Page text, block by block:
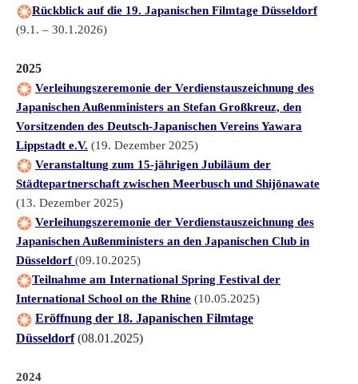
Rückblick auf die 19. Japanischen Filmtage Düsseldorf
(9.1. – 30.1.2026)
2025
Verleihungszeremonie der Verdienstauszeichnung des
Japanischen Außenministers an Stefan Großkreuz, den
Vorsitzenden des Deutsch-Japanischen Vereins Yawara
Lippstadt e.V. (19. Dezember 2025)
Veranstaltung zum 15-jährigen Jubiläum der
Städtepartnerschaft zwischen Meerbusch und Shijōnawate
(13. Dezember 2025)
Verleihungszeremonie der Verdienstauszeichnung des
Japanischen Außenministers an den Japanischen Club in
Düsseldorf(09.10.2025)
Teilnahme am International Spring Festival der
International School on the Rhine (10.05.2025)
Eröffnung der 18. Japanischen Filmtage
Düsseldorf (08.01.2025)
2024